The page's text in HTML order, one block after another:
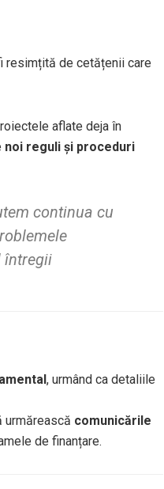
resimțită de cetățenii care
aflate deja în
noi reguli și proceduri
continua cu
întregii
, urmând ca detaliile
urmărească comunicările
de finanțare.